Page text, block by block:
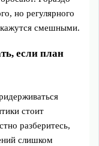
но регулярного
смешными.
если план
стоит
разберитесь,
слишком